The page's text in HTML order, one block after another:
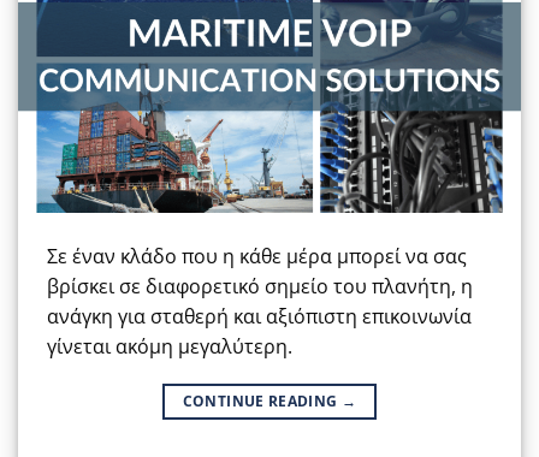
Σε έναν κλάδο που η κάθε μέρα μπορεί να σας
βρίσκει σε διαφορετικό σημείο του πλανήτη, η
ανάγκη για σταθερή και αξιόπιστη επικοινωνία
γίνεται ακόμη μεγαλύτερη.
CONTINUE READING →